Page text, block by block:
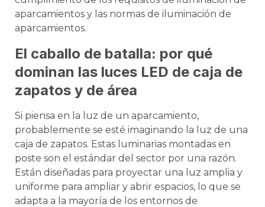
aparcamientos y las normas de iluminación de
aparcamientos.
El caballo de batalla: por qué
dominan las luces LED de caja de
zapatos y de área
Si piensa en la luz de un aparcamiento,
probablemente se esté imaginando la luz de una
caja de zapatos. Estas luminarias montadas en
poste son el estándar del sector por una razón.
Están diseñadas para proyectar una luz amplia y
uniforme para ampliar y abrir espacios, lo que se
adapta a la mayoría de los entornos de